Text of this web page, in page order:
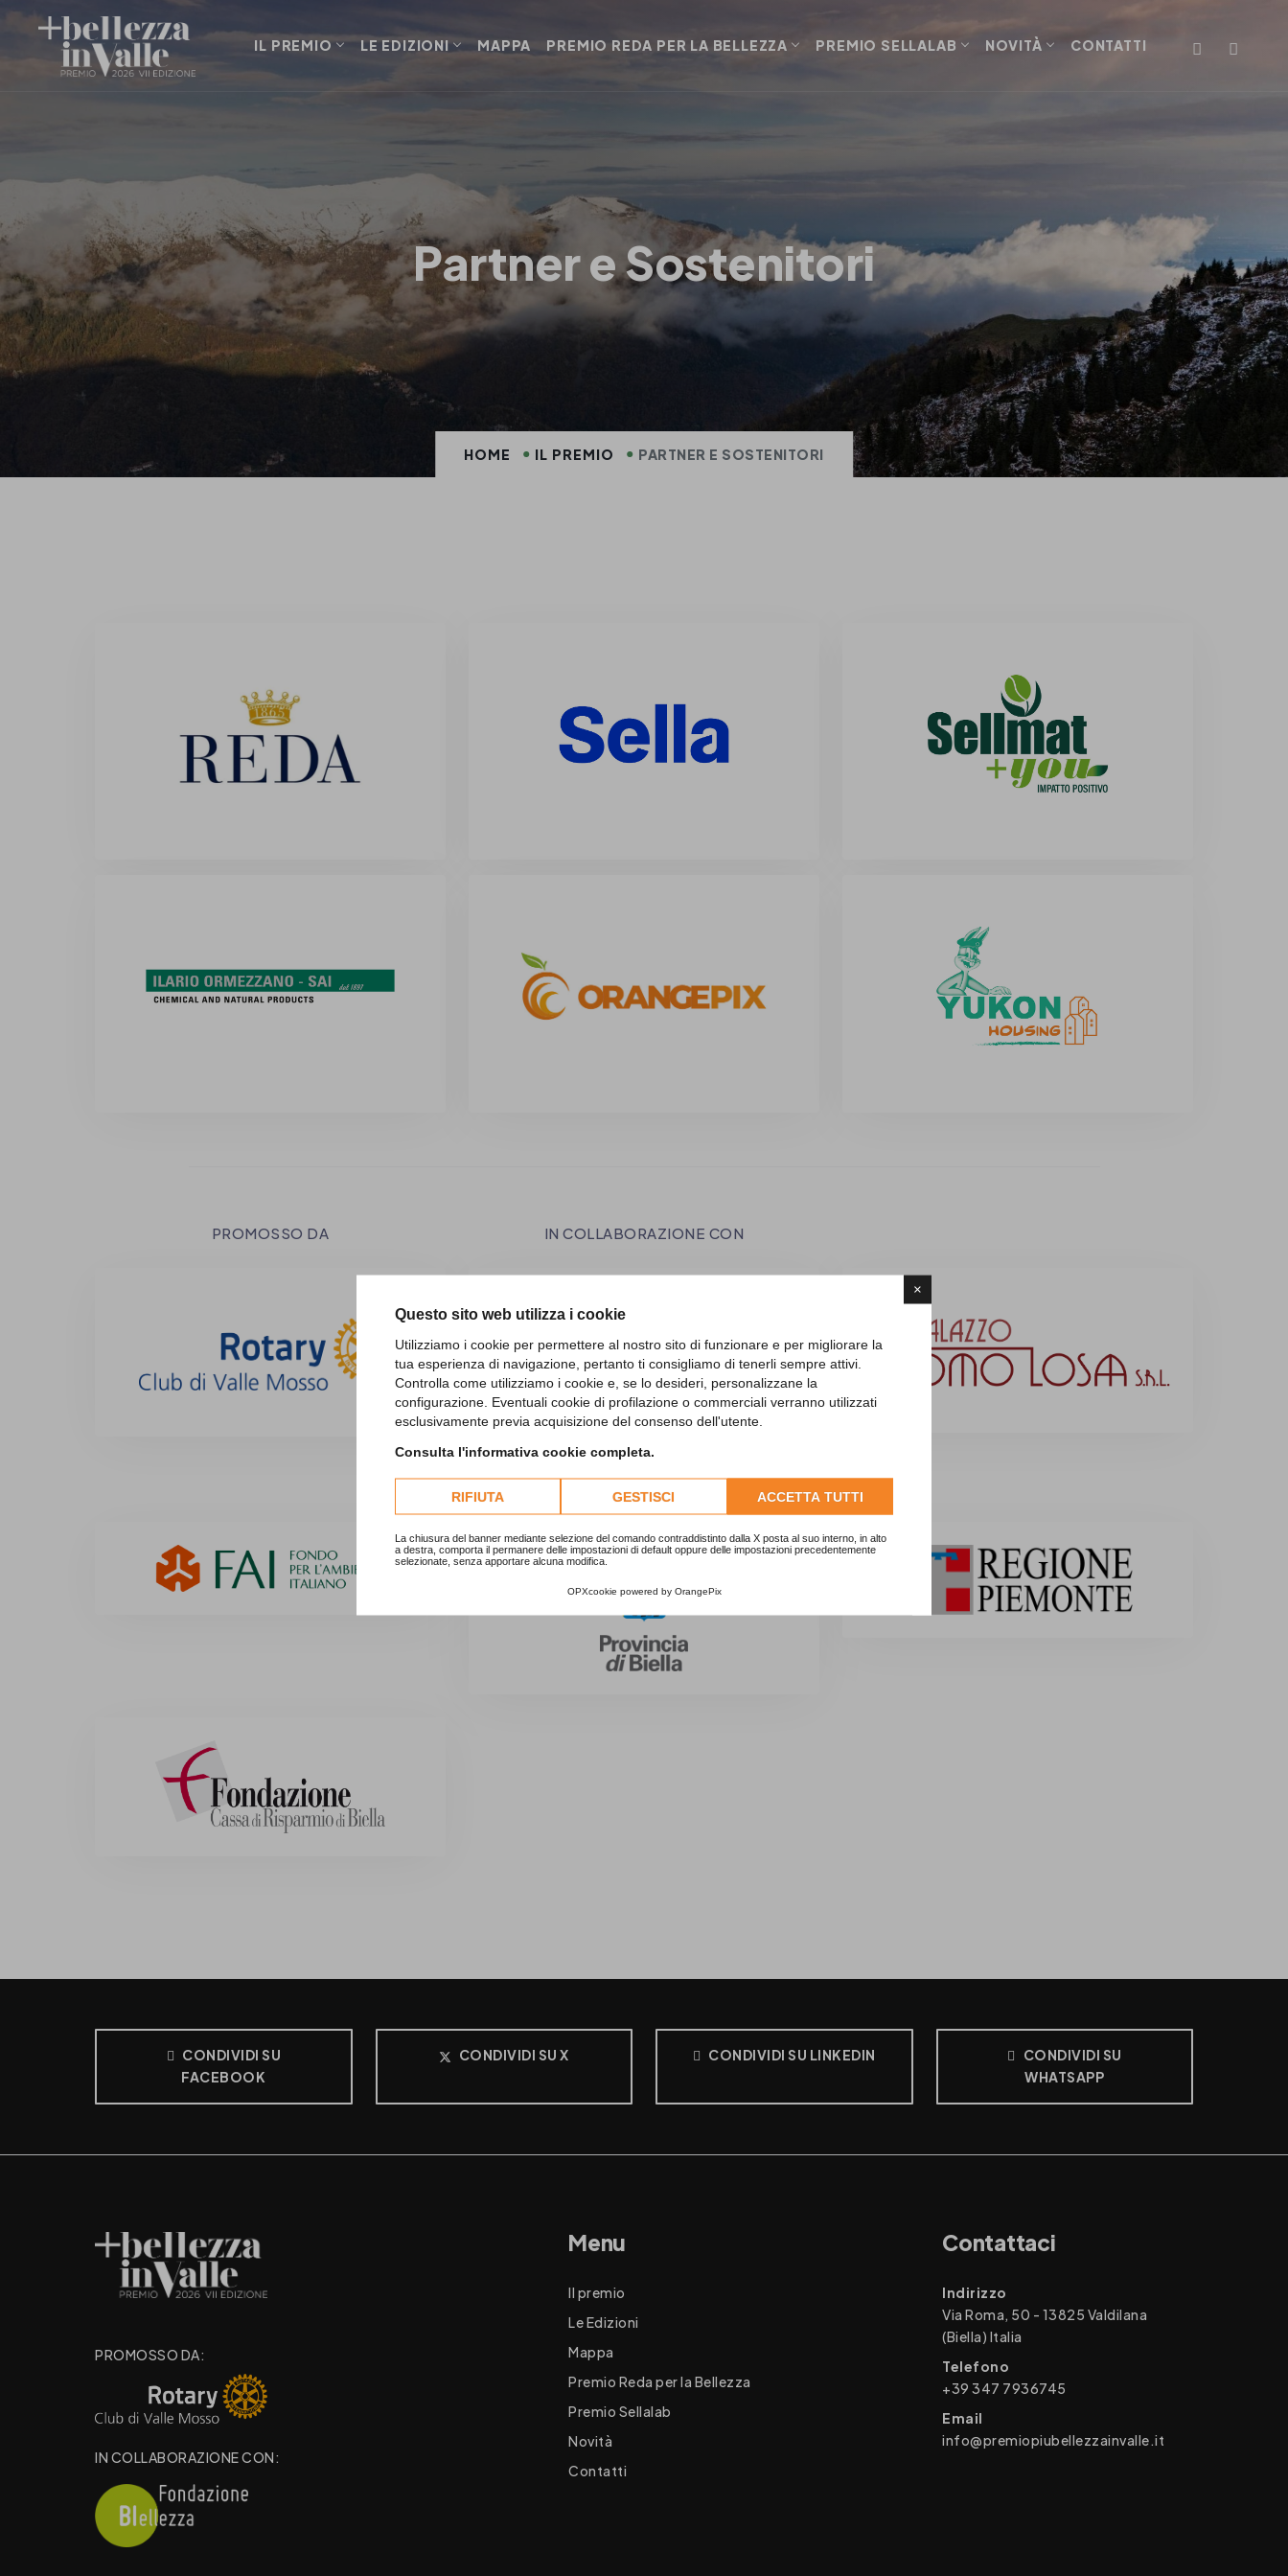
×
Questo sito web utilizza i cookie
Utilizziamo i cookie per permettere al nostro sito di funzionare e per migliorare la
tua esperienza di navigazione, pertanto ti consigliamo di tenerli sempre attivi.
Controlla come utilizziamo i cookie e, se lo desideri, personalizzane la
configurazione. Eventuali cookie di profilazione o commerciali verranno utilizzati
esclusivamente previa acquisizione del consenso dell'utente.
Consulta l'informativa cookie completa.
RIFIUTA GESTISCI ACCETTA TUTTI
La chiusura del banner mediante selezione del comando contraddistinto dalla X posta al suo interno, in alto
a destra, comporta il permanere delle impostazioni di default oppure delle impostazioni precedentemente
selezionate, senza apportare alcuna modifica.
OPXcookie powered by OrangePix
IL PREMIO LE EDIZIONI MAPPA PREMIO REDA PER LA BELLEZZA PREMIO SELLALAB NOVITÀ CONTATTI
Partner e Sostenitori
HOME IL PREMIO PARTNER E SOSTENITORI
PROMOSSO DA IN COLLABORAZIONE CON
CONDIVIDI SU
FACEBOOK
CONDIVIDI SU X CONDIVIDI SU LINKEDIN
CONDIVIDI SU
WHATSAPP
PROMOSSO DA:
IN COLLABORAZIONE CON:
Menu
Il premio
Le Edizioni
Mappa
Premio Reda per la Bellezza
Premio Sellalab
Novità
Contatti
Contattaci
Indirizzo
Via Roma, 50 - 13825 Valdilana
(Biella) Italia
Telefono
+39 347 7936745
Email
info@premiopiubellezzainvalle.it